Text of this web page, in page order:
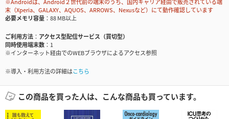
末（Xperia、GALAXY、AQUOS、ARROWS、Nexusなど）にて動作確認しています
必要メモリ容量
88 MB以上
ご利用方法
アクセス型配信サービス（買切型）
同時使用端末数
1
※インターネット経由でのWEBブラウザによるアクセス参照
※導入・利用方法の詳細はこちら
この商品を買った人は、こんな商品も買っています。